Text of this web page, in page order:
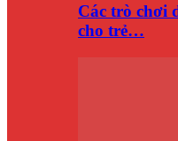
Các trò chơi
cho trẻ…